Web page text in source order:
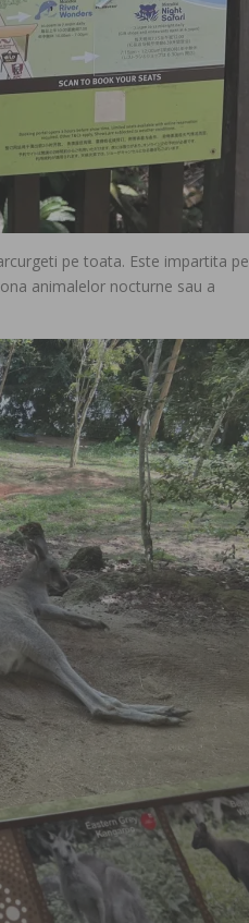
pe toata. Este impartita pe
animalelor nocturne sau a